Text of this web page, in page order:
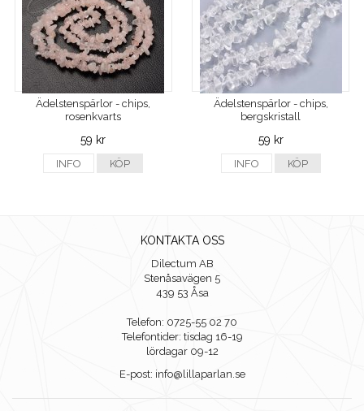
Ädelstenspärlor - chips,
rosenkvarts
59 kr
INFO KÖP
Ädelstenspärlor - chips,
bergskristall
59 kr
INFO KÖP
KONTAKTA OSS
Dilectum AB
Stenåsavägen 5
439 53 Åsa
Telefon: 0725-55 02 70
Telefontider: tisdag 16-19
lördagar 09-12
E-post: info@lillaparlan.se